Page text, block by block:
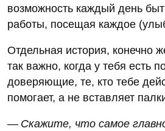
возможность каждый день
работы, посещая каждое
Отдельная история, конечно
так важно, когда у тебя есть
доверяющие, те, кто тебе
помогает, а не вставляет
— Скажите, что самое